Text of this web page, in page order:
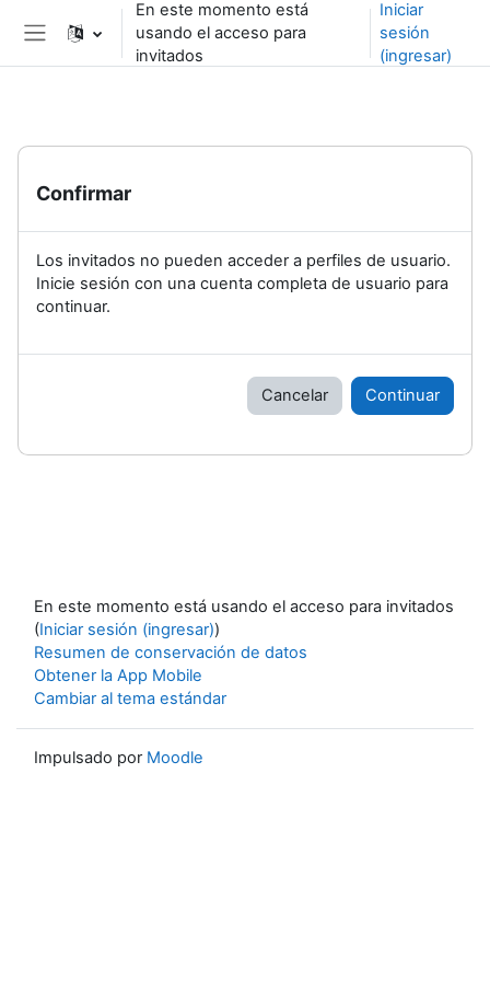
Saltar al contenido principal
Pánel lateral
En este momento está
usando el acceso para
invitados
Iniciar
sesión
(ingresar)
Confirmar
Los invitados no pueden acceder a perfiles de usuario.
Inicie sesión con una cuenta completa de usuario para
continuar.
Cancelar Continuar
En este momento está usando el acceso para invitados
(Iniciar sesión (ingresar))
Resumen de conservación de datos
Obtener la App Mobile
Cambiar al tema estándar
Impulsado por Moodle